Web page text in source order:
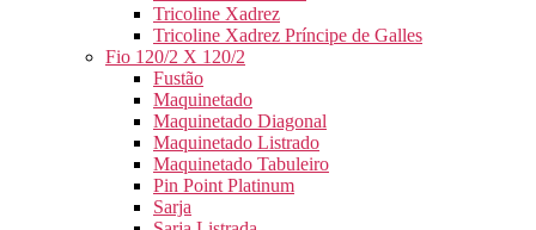
Tricoline Xadrez
Tricoline Xadrez Príncipe de Galles
Fio 120/2 X 120/2
Fustão
Maquinetado
Maquinetado Diagonal
Maquinetado Listrado
Maquinetado Tabuleiro
Pin Point Platinum
Sarja